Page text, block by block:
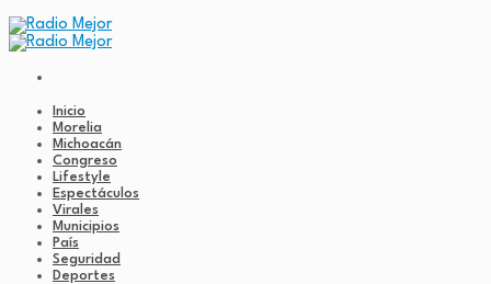
Inicio
Morelia
Michoacán
Congreso
Lifestyle
Espectáculos
Virales
Municipios
País
Seguridad
Deportes